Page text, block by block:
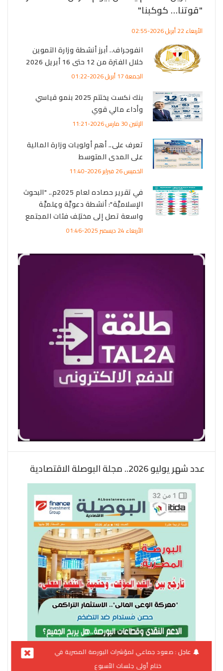
"قوتنا… كوكبنا"
الأربعاء 22 أبريل 2026-02:55
انفوجراف.. أبرز أنشطة وزارة التموين
خلال الفترة من 12 حتى 16 أبريل 2026
الجمعة 17 أبريل 2026-01:22
بنك نكست يختتم 2025 بنمو قياسي
وأداء مالي قوي
الإثنين 30 مارس 2026-11:21
تعرف على.. أهم أولويات وزارة المالية
على المدى المتوسط
الخميس 26 فبراير 2026-11:40
في تقرير حصاده لعام 2025م.. "البحوث
الإسلاميَّة": أنشطة دعويَّة وعِلميَّة
واسعة تصل إلى مختلِف فئات المجتمع
الأربعاء 24 ديسمبر 2025-01:46
عدد شهر يوليو 2026.. مجلة البوصلة الاقتصادية
عاجل :صعود جماعي لمؤشرات البورصة المصرية في
ختام أولى جلسات الأسبوع